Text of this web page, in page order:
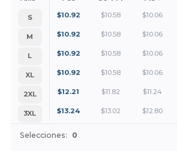
S $10.92 $10.58 $10.06
M
$10.92 $10.58 $10.06
L
$10.92 $10.58 $10.06
XL
$10.92 $10.58 $10.06
2XL
$12.21 $11.82 $11.24
3XL
$13.24 $13.02 $12.80
Selecciones: 0